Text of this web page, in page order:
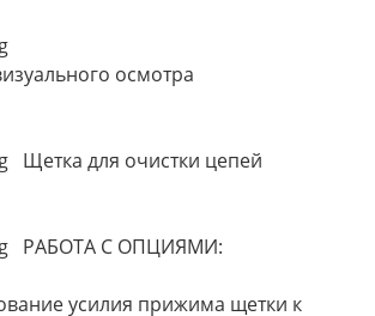
осмотра
Щетка для очистки цепей
РАБОТА С ОПЦИЯМИ:
усилия прижима щетки к